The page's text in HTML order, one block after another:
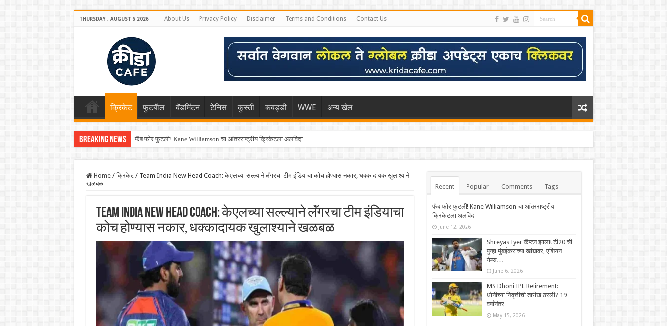
THURSDAY , AUGUST 6 2026 About Us Privacy Policy Disclaimer Terms and Conditions Contact Us
क्रिकेट फुटबॅाल बॅडमिंटन टेनिस कुस्ती कबड्डी WWE अन्य खेल
Breaking News फॅब फोर फुटली! Kane Williamson चा आंतरराष्ट्रीय क्रिकेटला अलविदा
Home / क्रिकेट / Team India New Head Coach: केएलच्या सल्ल्याने लॅंगरचा टीम इंडियाचा कोच होण्यास नकार, धक्कादायक खुलाश्याने
खळबळ
Team India New Head Coach: केएलच्या सल्ल्याने लॅंगरचा टीम इंडियाचा
कोच होण्यास नकार, धक्कादायक खुलाश्याने खळबळ
Recent Popular Comments Tags
फॅब फोर फुटली! Kane Williamson चा आंतरराष्ट्रीय
क्रिकेटला अलविदा
June 12, 2026
Shreyas Iyer कॅप्टन झाला! टी20 ची
पुन्हा मुंबईकराच्या खांद्यावर, एशियन
गेम्स…
June 6, 2026
MS Dhoni IPL Retirement:
धोनीच्या निवृत्तीची तारीख ठरली? 19
वर्षांनंतर…
May 15, 2026